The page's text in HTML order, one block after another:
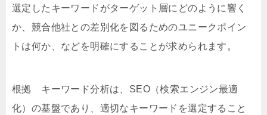
選定したキーワードがターゲット層にどのように響く
か、競合他社との差別化を図るためのユニークポイン
トは何か、などを明確にすることが求められます。
根拠 キーワード分析は、SEO（検索エンジン最適
化）の基盤であり、適切なキーワードを選定すること